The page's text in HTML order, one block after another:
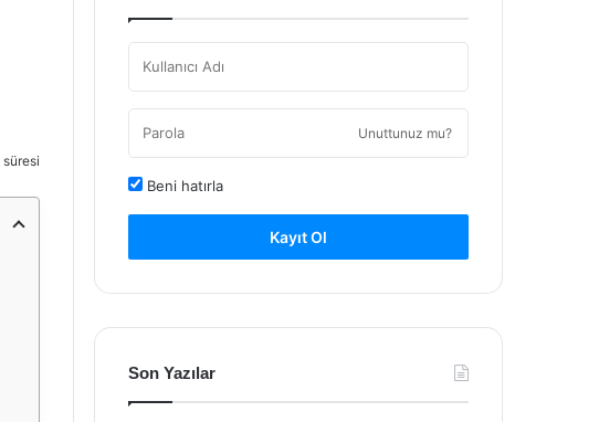
Unuttunuz mu?
Beni hatırla
Kayıt Ol
Son Yazılar